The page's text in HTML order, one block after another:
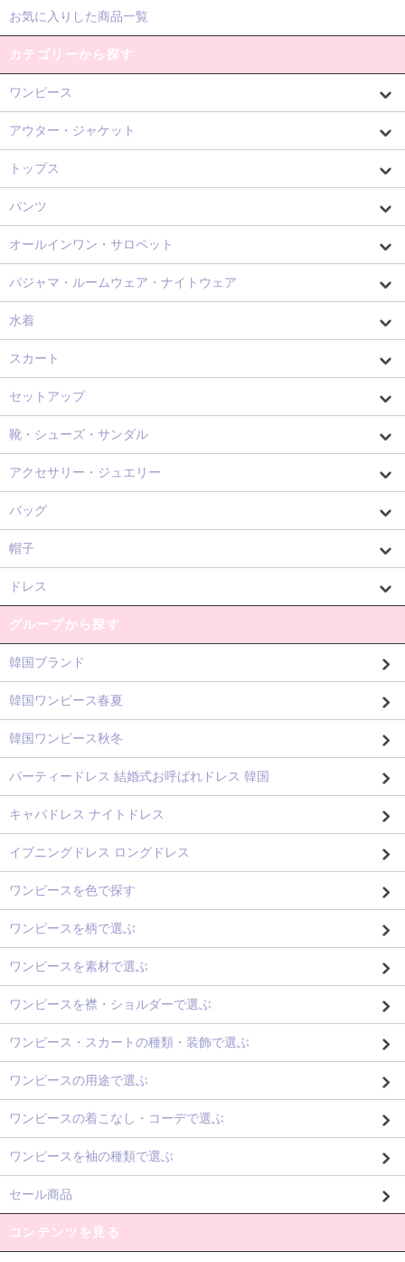
お気に入りした商品一覧
カテゴリーから探す
ワンピース
アウター・ジャケット
トップス
パンツ
オールインワン・サロペット
パジャマ・ルームウェア・ナイトウェア
水着
スカート
セットアップ
靴・シューズ・サンダル
アクセサリー・ジュエリー
バッグ
帽子
ドレス
グループから探す
韓国ブランド
韓国ワンピース春夏
韓国ワンピース秋冬
パーティードレス 結婚式お呼ばれドレス 韓国
キャバドレス ナイトドレス
イブニングドレス ロングドレス
ワンピースを色で探す
ワンピースを柄で選ぶ
ワンピースを素材で選ぶ
ワンピースを襟・ショルダーで選ぶ
ワンピース・スカートの種類・装飾で選ぶ
ワンピースの用途で選ぶ
ワンピースの着こなし・コーデで選ぶ
ワンピースを袖の種類で選ぶ
セール商品
コンテンツを見る